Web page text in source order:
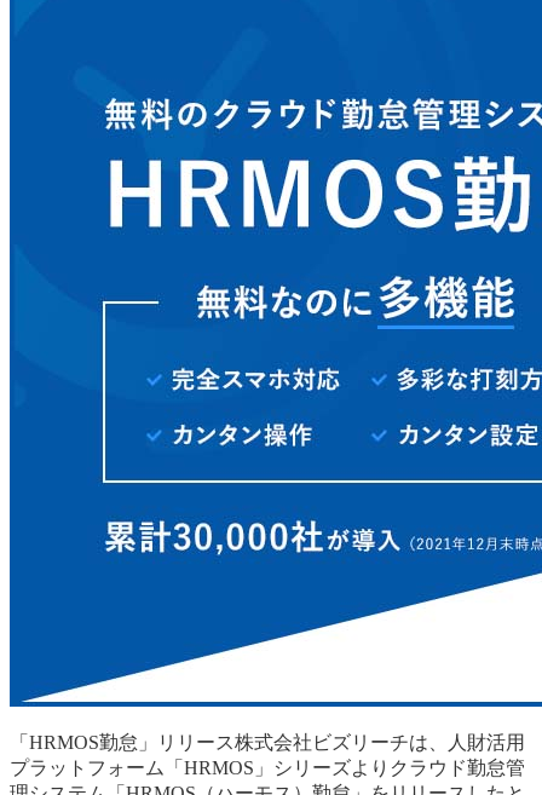
「HRMOS勤怠」リリース株式会社ビズリーチは、人財活用
プラットフォーム「HRMOS」シリーズよりクラウド勤怠管